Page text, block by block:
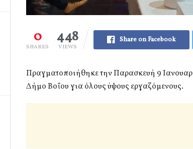
0
SHARES
448
VIEWS
Share on Facebook
Πραγματοποιήθηκε την Παρασκευή 9
Δήμο Βοΐου για όλους ύψους εργαζόμενους.